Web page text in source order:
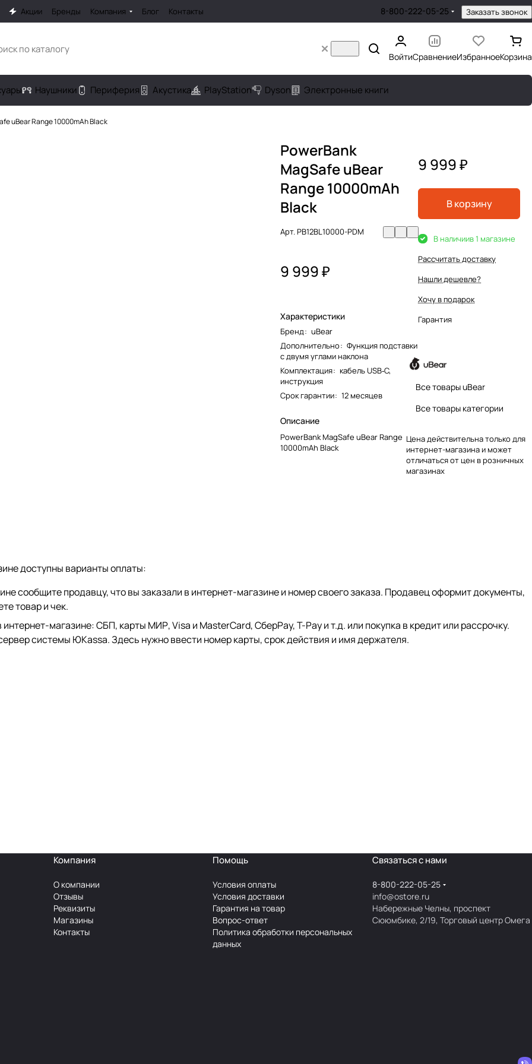
Акции Бренды Компания Блог Контакты 8-800-222-05-25 Заказать звонок
ВойтиСравнениеИзбранноеКорзина
Наушники Периферия Акустика PlayStation Dyson Электронные книги
uBear Range 10000mAh Black
PowerBank
MagSafe uBear
Range 10000mAh
Black
Арт.PB12BL10000-PDM
9 999 ₽
Характеристики
Бренд: uBear
Дополнительно: Функция подставки
с двумя углами наклона
Комплектация: кабель USB‑C,
инструкция
Срок гарантии: 12 месяцев
Описание
PowerBank MagSafe uBear Range
10000mAh Black
9 999 ₽
В корзину
В наличиив 1 магазине
Рассчитать доставку
Нашли дешевле?
Хочу в подарок
Гарантия
Все товары uBear
Все товары категории
Цена действительна только для
интернет-магазина и может
отличаться от цен в розничных
магазинах
доступны варианты оплаты:
сообщите продавцу, что вы заказали в интернет-магазине и номер своего заказа. Продавец оформит документы,
товар и чек.
магазине: СБП, карты МИР, Visa и MasterCard, СберPay, Т-Pay и т.д. или покупка в кредит или рассрочку.
системы ЮKassa. Здесь нужно ввести номер карты, срок действия и имя держателя.
Компания
О компании
Отзывы
Реквизиты
Магазины
Контакты
Помощь
Условия оплаты
Условия доставки
Гарантия на товар
Вопрос-ответ
Политика обработки персональных
данных
Связаться с нами
8-800-222-05-25
info@ostore.ru
Набережные Челны, проспект
Сююмбике, 2/19, Торговый центр Омега